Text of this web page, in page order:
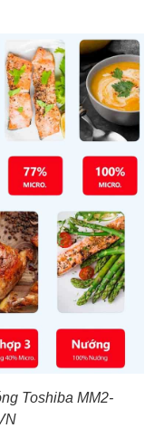
Toshiba MM2-